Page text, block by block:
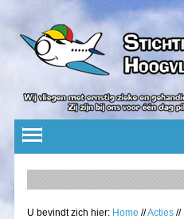
U bevindt zich hier: Home //Acties //